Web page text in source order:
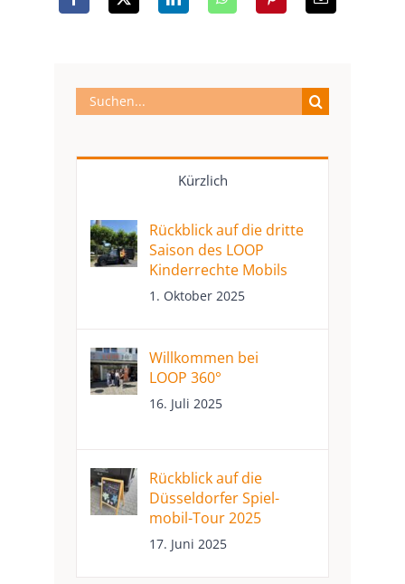
Suche
Kürzlich
Rückblick auf die dritte
Saison des LOOP
Kinder­rechte Mobils
1. Oktober 2025
Willkommen bei
LOOP 360°
16. Juli 2025
Rückblick auf die
Düssel­dorfer Spiel­­
mobil-Tour 2025
17. Juni 2025